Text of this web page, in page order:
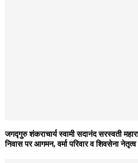
जगद्गुरु शंकराचार्य स्वामी सदानंद सरस्वती
निवास पर आगमन, वर्मा परिवार व शिवसेना नेतृत्व